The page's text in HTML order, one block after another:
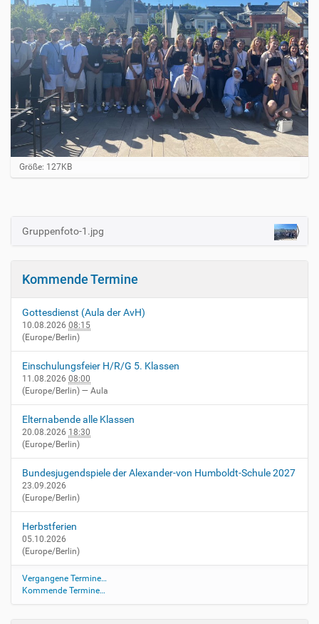
Z
e
B
v
o
G
ö
…
Größe: 127KB
N
i
g
a
t
i
o
n
Gruppenfoto-1.jpg
Kommende Termine
Gottesdienst (Aula der AvH)
10.08.2026 08:15
(Europe/Berlin)
Einschulungsfeier H/R/G 5. Klassen
11.08.2026 08:00
(Europe/Berlin) — Aula
Elternabende alle Klassen
20.08.2026 18:30
(Europe/Berlin)
Bundesjugendspiele der Alexander-von Humboldt-Schule 2027
23.09.2026
(Europe/Berlin)
Herbstferien
05.10.2026
(Europe/Berlin)
Vergangene Termine…
Kommende Termine…